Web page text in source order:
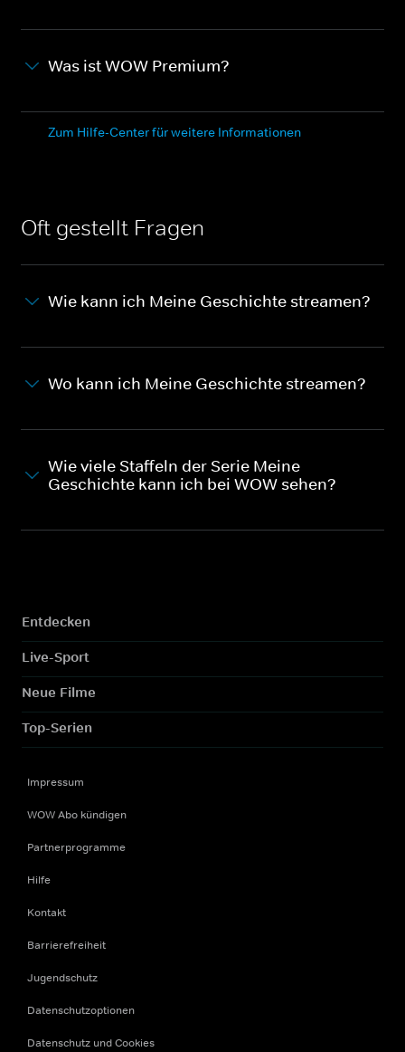
Was ist WOW Premium?
Zum Hilfe-Center für weitere Informationen
Oft gestellt Fragen
Wie kann ich Meine Geschichte streamen?
Wo kann ich Meine Geschichte streamen?
Wie viele Staffeln der Serie Meine
Geschichte kann ich bei WOW sehen?
Entdecken
Live-Sport
Neue Filme
Top-Serien
Impressum
WOW Abo kündigen
Partnerprogramme
Hilfe
Kontakt
Barrierefreiheit
Jugendschutz
Datenschutzoptionen
Datenschutz und Cookies